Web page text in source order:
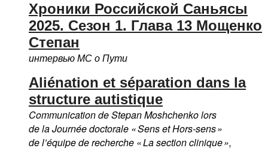
Хроники Российской Саньясы
2025. Сезон 1. Глава 13 Мощенко
Степан
интервью МС о Пути
Aliénation et séparation dans la
structure autistique
Communication de Stepan Moshchenko lors
de la Journée doctorale « Sens et Hors-sens »
de l’équipe de recherche « La section clinique »,